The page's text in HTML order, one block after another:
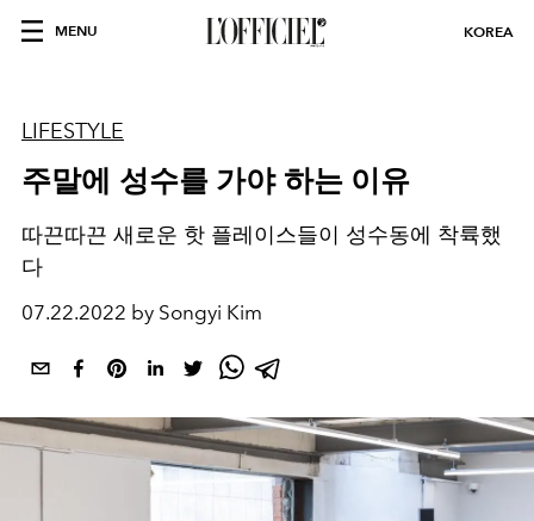
MENU KOREA
LIFESTYLE
주말에 성수를 가야 하는 이유
따끈따끈 새로운 핫 플레이스들이 성수동에 착륙했
다
07.22.2022 by Songyi Kim